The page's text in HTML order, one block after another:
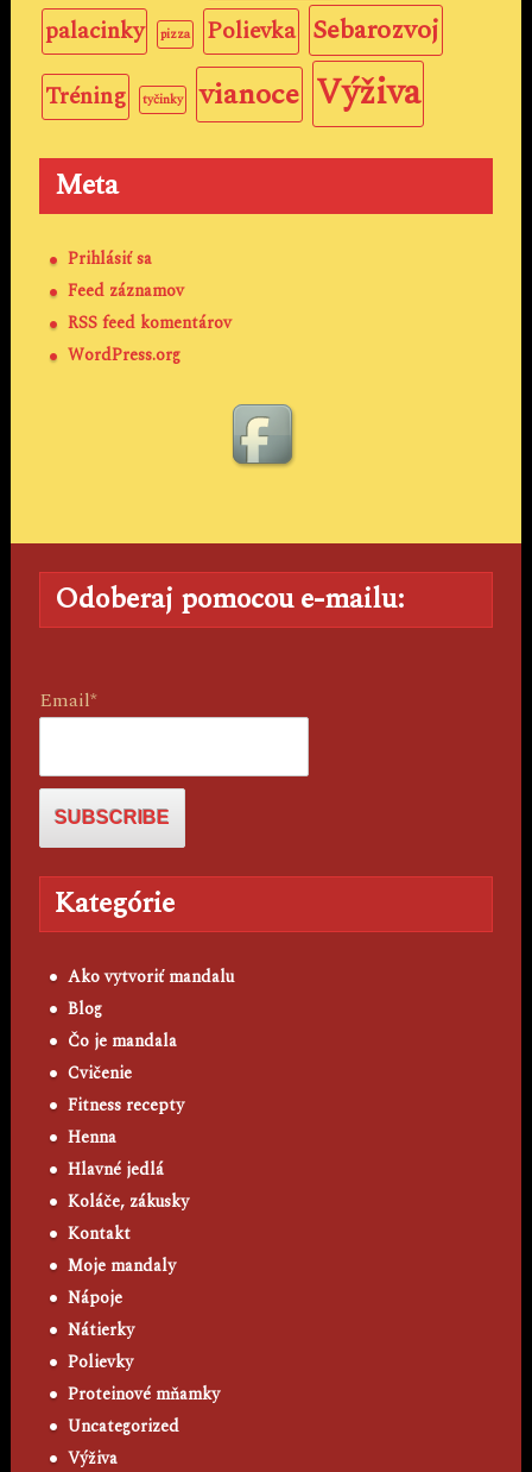
palacinky pizza Polievka Sebarozvoj
Tréning tyčinky vianoce Výživa
Meta
Prihlásiť sa
Feed záznamov
RSS feed komentárov
WordPress.org
Odoberaj pomocou e-mailu:
Email*
Kategórie
Ako vytvoriť mandalu
Blog
Čo je mandala
Cvičenie
Fitness recepty
Henna
Hlavné jedlá
Koláče, zákusky
Kontakt
Moje mandaly
Nápoje
Nátierky
Polievky
Proteinové mňamky
Uncategorized
Výživa